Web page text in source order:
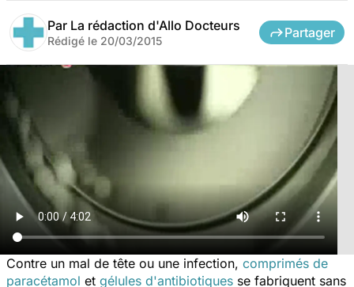
Par La rédaction d'Allo Docteurs
Rédigé le 20/03/2015
Partager
Contre un mal de tête ou une infection, comprimés de
paracétamol et gélules d'antibiotiques se fabriquent sans